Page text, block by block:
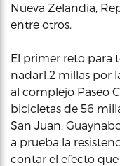
Nueva Zelandia,
entre otros.
El primer reto para
nadar1.2 millas por
al complejo Paseo
bicicletas de 56
San Juan,
a prueba la
contar el efecto que